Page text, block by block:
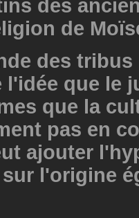
des
de
des tribus
l'idée que le
que la
pas en
ajouter
l'origine